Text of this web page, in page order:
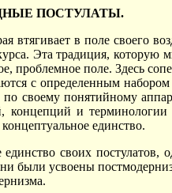
ПОСТУЛАТЫ.
втягивает в поле своего
Эта традиция, которую
проблемное поле. Здесь
с определенным
своему понятийному
и терминологии
единство.
своих
были усвоены